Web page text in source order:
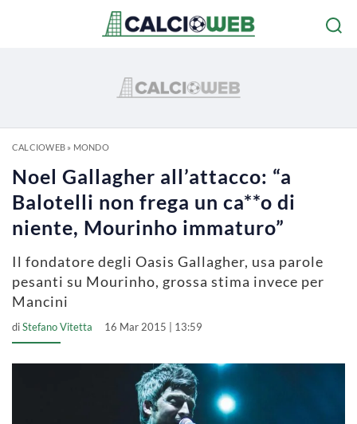
CALCIOWEB» MONDO
Noel Gallagher all’attacco: “a
Balotelli non frega un ca**o di
niente, Mourinho immaturo”
Il fondatore degli Oasis Gallagher, usa parole
pesanti su Mourinho, grossa stima invece per
Mancini
diStefano Vitetta 16 Mar 2015 | 13:59